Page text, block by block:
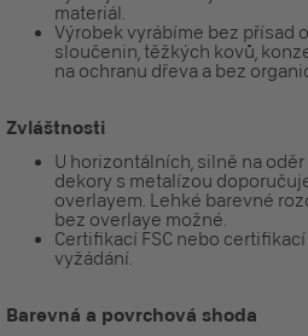
materiál.
Výrobek vyrábíme bez přísad
sloučenin, těžkých kovů,
na ochranu dřeva a bez
Zvláštnosti
U horizontálních, silně na
dekory s metalízou
overlayem. Lehké barevné
bez overlaye možné.
Certifikací FSC nebo certifikací
vyžádání.
Barevná a povrchová shoda